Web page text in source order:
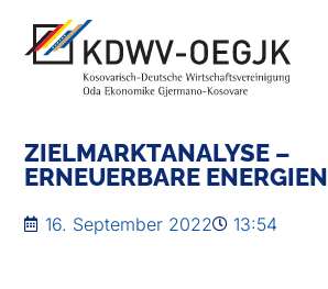
ZIELMARKTANALYSE –
ERNEUERBARE ENERGIEN
16. September 2022 13:54